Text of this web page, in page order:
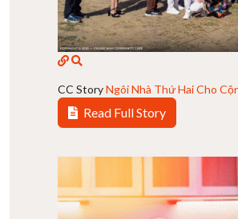
CC StoryNgôi Nhà Thứ Hai Cho
Read Full Story